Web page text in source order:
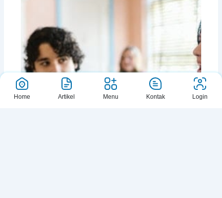
Home Artikel Menu Kontak Login